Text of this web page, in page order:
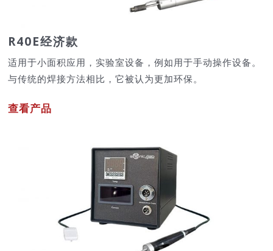
R40E经济款
适用于小面积应用，实验室设备，例如用于手动操作设备。
与传统的焊接方法相比，它被认为更加环保。
查看产品